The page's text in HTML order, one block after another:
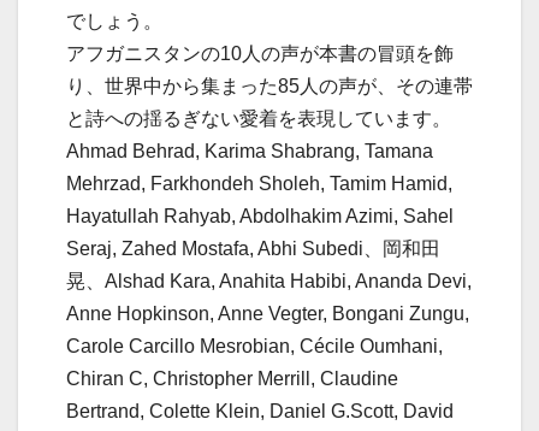
でしょう。
アフガニスタンの10人の声が本書の冒頭を飾
り、世界中から集まった85人の声が、その連帯
と詩への揺るぎない愛着を表現しています。
Ahmad Behrad, Karima Shabrang, Tamana
Mehrzad, Farkhondeh Sholeh, Tamim Hamid,
Hayatullah Rahyab, Abdolhakim Azimi, Sahel
Seraj, Zahed Mostafa, Abhi Subedi、岡和田
晃、Alshad Kara, Anahita Habibi, Ananda Devi,
Anne Hopkinson, Anne Vegter, Bongani Zungu,
Carole Carcillo Mesrobian, Cécile Oumhani,
Chiran C, Christopher Merrill, Claudine
Bertrand, Colette Klein, Daniel G.Scott, David